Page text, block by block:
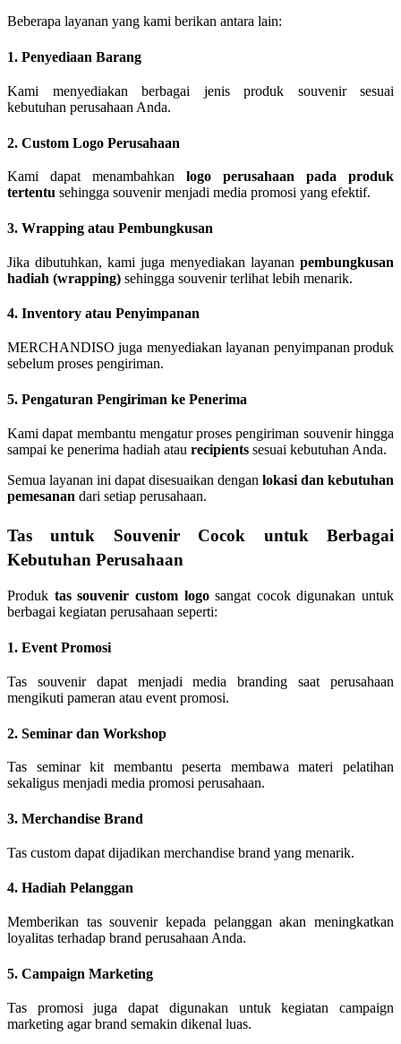
Beberapa layanan yang kami berikan antara lain:
1. Penyediaan Barang
Kami menyediakan berbagai jenis produk souvenir sesuai
kebutuhan perusahaan Anda.
2. Custom Logo Perusahaan
Kami dapat menambahkan logo perusahaan pada produk
tertentu sehingga souvenir menjadi media promosi yang efektif.
3. Wrapping atau Pembungkusan
Jika dibutuhkan, kami juga menyediakan layanan pembungkusan
hadiah (wrapping) sehingga souvenir terlihat lebih menarik.
4. Inventory atau Penyimpanan
MERCHANDISO juga menyediakan layanan penyimpanan produk
sebelum proses pengiriman.
5. Pengaturan Pengiriman ke Penerima
Kami dapat membantu mengatur proses pengiriman souvenir hingga
sampai ke penerima hadiah atau recipients sesuai kebutuhan Anda.
Semua layanan ini dapat disesuaikan dengan lokasi dan kebutuhan
pemesanan dari setiap perusahaan.
Tas untuk Souvenir Cocok untuk Berbagai
Kebutuhan Perusahaan
Produk tas souvenir custom logosangat cocok digunakan untuk
berbagai kegiatan perusahaan seperti:
1. Event Promosi
Tas souvenir dapat menjadi media branding saat perusahaan
mengikuti pameran atau event promosi.
2. Seminar dan Workshop
Tas seminar kit membantu peserta membawa materi pelatihan
sekaligus menjadi media promosi perusahaan.
3. Merchandise Brand
Tas custom dapat dijadikan merchandise brand yang menarik.
4. Hadiah Pelanggan
Memberikan tas souvenir kepada pelanggan akan meningkatkan
loyalitas terhadap brand perusahaan Anda.
5. Campaign Marketing
Tas promosi juga dapat digunakan untuk kegiatan campaign
marketing agar brand semakin dikenal luas.